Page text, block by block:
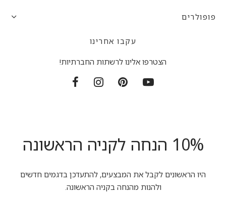
פופולרים
עקבו אחרינו
הצטרפו אלינו לרשתות החברתיות!
10% הנחה לקניה הראשונה
היו הראשונים לקבל את המבצעים, להתעדכן בדגמים חדשים
ולהנות מהנחה בקניה הראשונה.